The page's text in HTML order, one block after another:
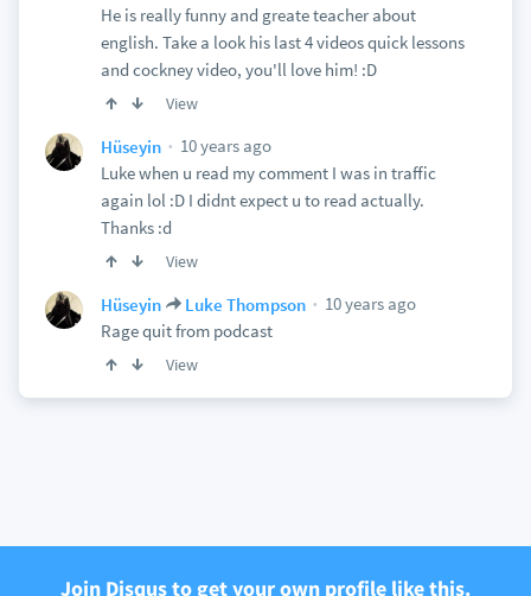
He is really funny and greate teacher about
english. Take a look his last 4 videos quick lessons
and cockney video, you'll love him! :D
View
Hüseyin
10 years ago
Luke when u read my comment I was in traffic
again lol :D I didnt expect u to read actually.
Thanks :d
View
Hüseyin Luke Thompson
10 years ago
Rage quit from podcast
View
Join Disqus to get your own profile like this.